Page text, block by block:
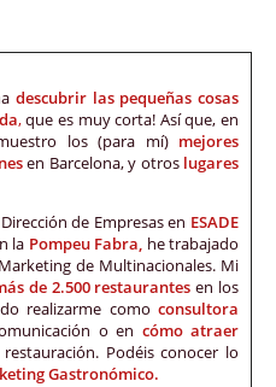
descubrir las pequeñas cosas
,que es muy corta! Así que, en
los (para mí) mejores
en Barcelona, y otros lugares
de Empresas en ESADE
la Pompeu Fabra, he trabajado
de Multinacionales. Mi
de 2.500 restaurantes en los
realizarme como consultora
o en cómo atraer
Podéis conocer lo
Gastronómico.